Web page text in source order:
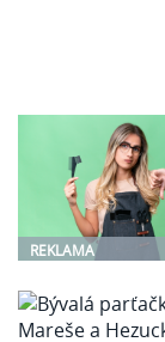
REKLAMA